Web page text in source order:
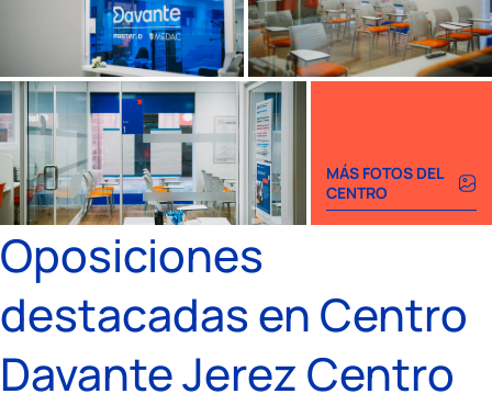
MÁS FOTOS DEL
CENTRO
Oposiciones
destacadas en Centro
Davante Jerez Centro